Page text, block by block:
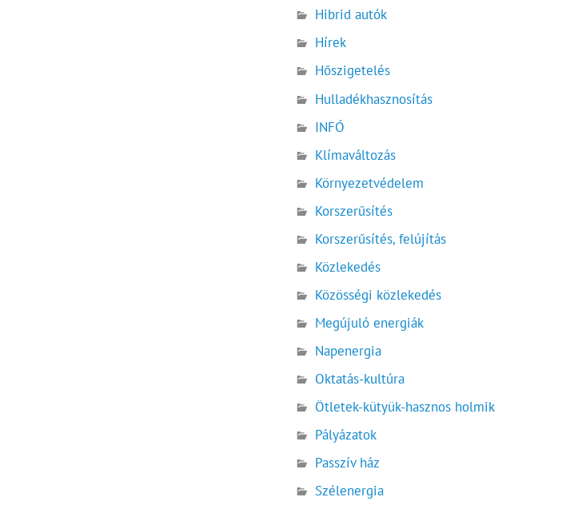
Hibrid autók
Hírek
Hőszigetelés
Hulladékhasznosítás
INFÓ
Klímaváltozás
Környezetvédelem
Korszerűsítés
Korszerűsítés, felújítás
Közlekedés
Közösségi közlekedés
Megújuló energiák
Napenergia
Oktatás-kultúra
Ötletek-kütyük-hasznos holmik
Pályázatok
Passzív ház
Szélenergia